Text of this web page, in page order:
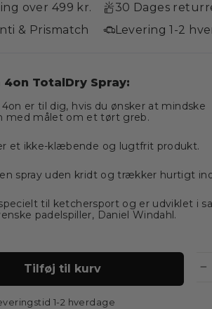
over 499 kr.
30 Dages
& Prismatch
Levering 1-2
4on TotalDry Spray:
4on er til dig, hvis du ønsker at mindske
med målet om et tørt greb.
et ikke-klæbende og lugtfrit produkt.
spray uden kridt og trækker hurtigt
til ketchersport og er udviklet i
padelspiller, Daniel Windahl.
Tilføj til kurv
1-2 hverdage